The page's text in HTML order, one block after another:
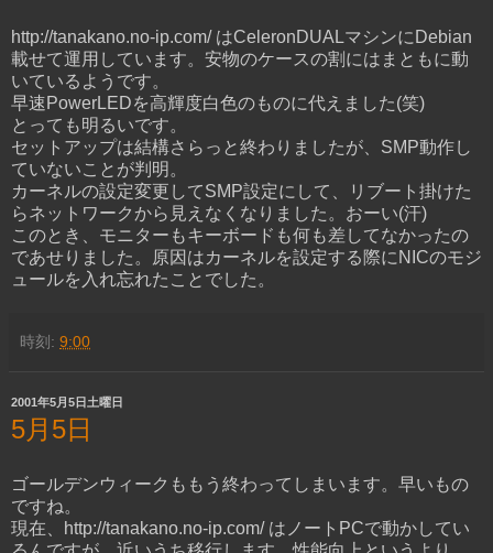
http://tanakano.no-ip.com/ はCeleronDUALマシンにDebian
載せて運用しています。安物のケースの割にはまともに動
いているようです。
早速PowerLEDを高輝度白色のものに代えました(笑)
とっても明るいです。
セットアップは結構さらっと終わりましたが、SMP動作し
ていないことが判明。
カーネルの設定変更してSMP設定にして、リブート掛けた
らネットワークから見えなくなりました。おーい(汗)
このとき、モニターもキーボードも何も差してなかったの
であせりました。原因はカーネルを設定する際にNICのモジ
ュールを入れ忘れたことでした。
時刻: 9:00
2001年5月5日土曜日
5月5日
ゴールデンウィークももう終わってしまいます。早いもの
ですね。
現在、http://tanakano.no-ip.com/ はノートPCで動かしてい